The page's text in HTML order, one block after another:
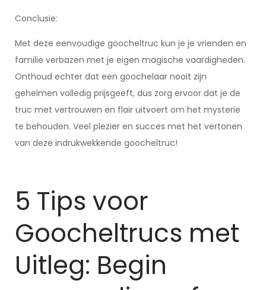
Conclusie:
Met deze eenvoudige goocheltruc kun je je vrienden en
familie verbazen met je eigen magische vaardigheden.
Onthoud echter dat een goochelaar nooit zijn
geheimen volledig prijsgeeft, dus zorg ervoor dat je de
truc met vertrouwen en flair uitvoert om het mysterie
te behouden. Veel plezier en succes met het vertonen
van deze indrukwekkende goocheltruc!
5 Tips voor
Goocheltrucs met
Uitleg: Begin